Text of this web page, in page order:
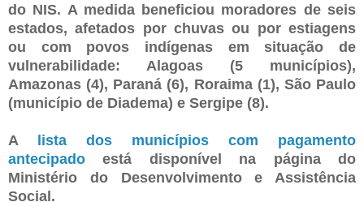
do NIS. A medida beneficiou moradores de seis
estados, afetados por chuvas ou por estiagens
ou com povos indígenas em situação de
vulnerabilidade: Alagoas (5 municípios),
Amazonas (4), Paraná (6), Roraima (1), São Paulo
(município de Diadema) e Sergipe (8).
A lista dos municípios com pagamento
antecipado está disponível na página do
Ministério do Desenvolvimento e Assistência
Social.